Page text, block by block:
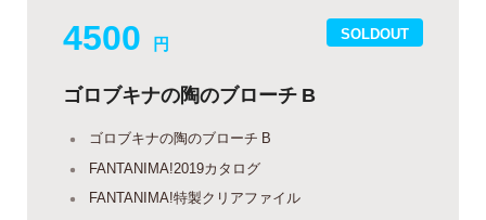
SOLDOUT
4500 円
ゴロブキナの陶のブローチ B
ゴロブキナの陶のブローチ B
FANTANIMA!2019カタログ
FANTANIMA!特製クリアファイル